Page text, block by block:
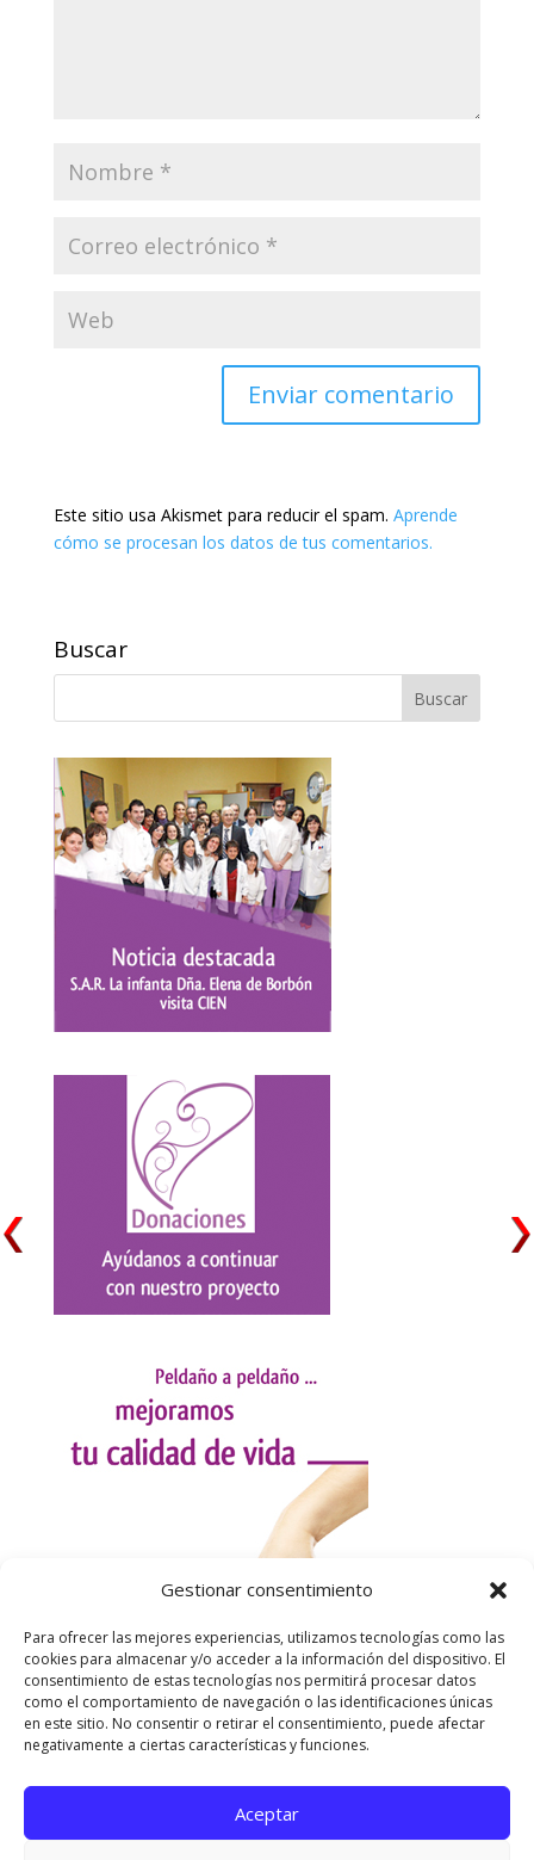
Gestionar consentimiento
Para ofrecer las mejores experiencias, utilizamos tecnologías como las
cookies para almacenar y/o acceder a la información del dispositivo. El
consentimiento de estas tecnologías nos permitirá procesar datos
como el comportamiento de navegación o las identificaciones únicas
en este sitio. No consentir o retirar el consentimiento, puede afectar
negativamente a ciertas características y funciones.
Aceptar
Este sitio usa Akismet para reducir el spam. Aprende
cómo se procesan los datos de tus comentarios.
Buscar
Utilizamos cookies para ofrecerte la mejor experiencia en